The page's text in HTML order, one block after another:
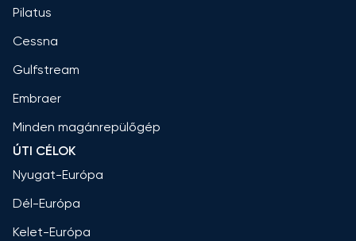
Pilatus
Cessna
Gulfstream
Embraer
Minden magánrepülőgép
ÚTI CÉLOK
Nyugat-Európa
Dél-Európa
Kelet-Európa